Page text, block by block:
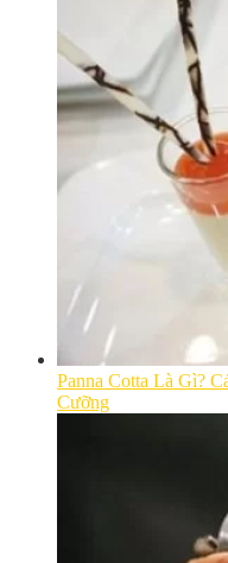
Panna Cotta Là Gì?
Cưỡng